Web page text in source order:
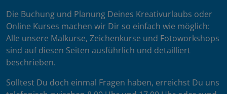
Die Buchung und Planung Deines Kreativurlaubs oder
Online Kurses machen wir Dir so einfach wie möglich:
Alle unsere Malkurse, Zeichenkurse und Fotoworkshops
sind auf diesen Seiten ausführlich und detailliert
beschrieben.
Solltest Du doch einmal Fragen haben, erreichst Du uns